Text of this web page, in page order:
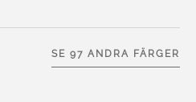
SE 97 ANDRA FÄRGER